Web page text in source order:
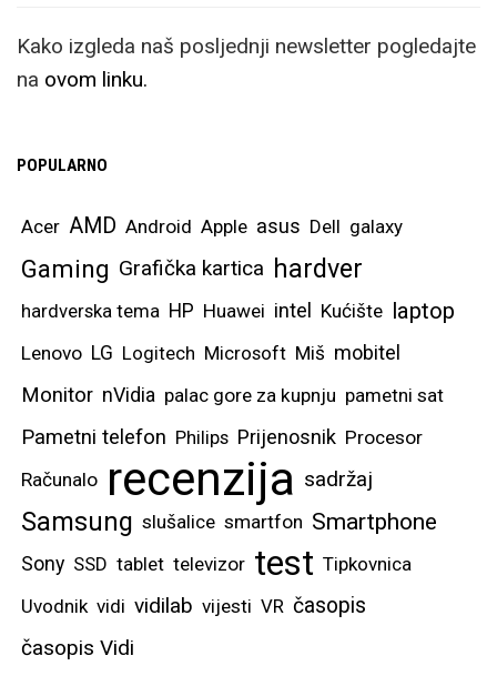
Kako izgleda naš posljednji newsletter pogledajte
na ovom linku.
POPULARNO
Acer AMD Android Apple asus Dell galaxy
Gaming Grafička kartica hardver
hardverska tema HP Huawei intel Kućište laptop
Lenovo LG Logitech Microsoft Miš mobitel
Monitor nVidia palac gore za kupnju pametni sat
Pametni telefon Philips Prijenosnik Procesor
Računalo recenzija sadržaj
Samsung slušalice smartfon Smartphone
Sony SSD tablet televizor test Tipkovnica
Uvodnik vidi vidilab vijesti VR časopis
časopis Vidi